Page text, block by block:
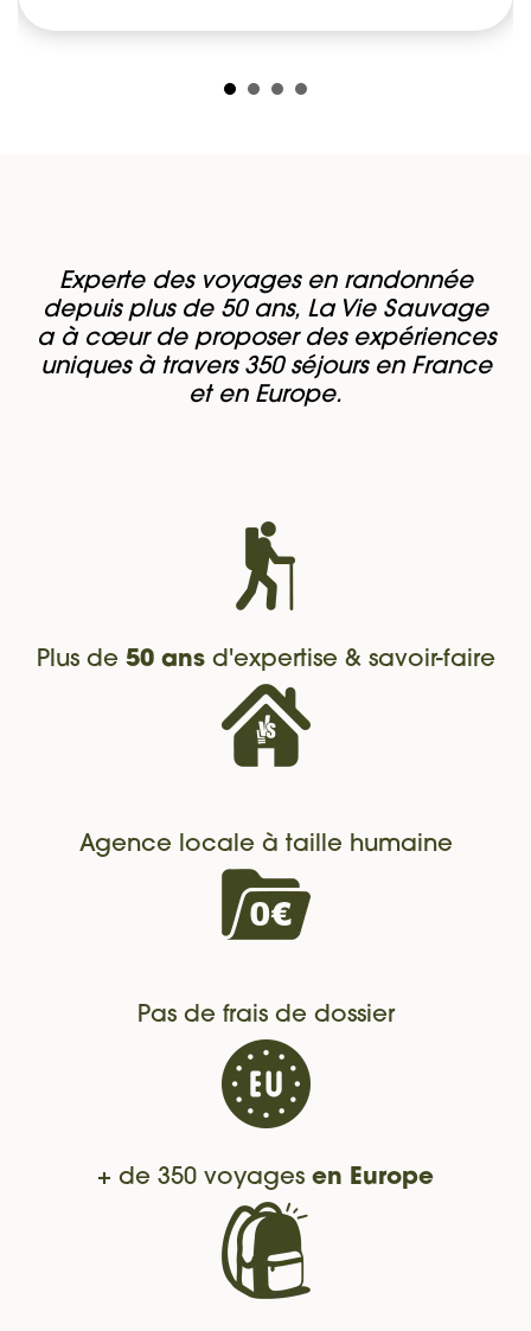
Experte des voyages en randonnée
depuis plus de 50 ans, La Vie Sauvage
a à cœur de proposer des expériences
uniques à travers 350 séjours en France
et en Europe.
Plus de 50 ansd'expertise & savoir-faire
Agence locale à taille humaine
Pas de frais de dossier
+ de 350 voyages en Europe